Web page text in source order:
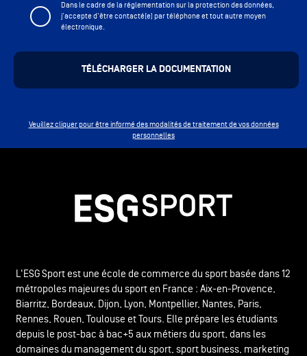
Dans le cadre de la réglementation sur la protection des données,
j'accepte d'être contacté(e) par téléphone et tout autre moyen
électronique.
Veuillez cliquer pour être informé des modalités de traitement de vos données
personnelles
L'ESG Sport est une école de commerce du sport basée dans 12
métropoles majeures du sport en France : Aix-en-Provence,
Biarritz, Bordeaux, Dijon, Lyon, Montpellier, Nantes, Paris,
Rennes, Rouen, Toulouse et Tours. Elle prépare les étudiants
depuis le post-bac à bac+5 aux métiers du sport, dans les
domaines du management du sport, sport business, marketing